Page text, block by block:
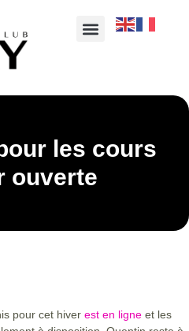
les cours
ouverte
pour cet hiver est en ligne et les